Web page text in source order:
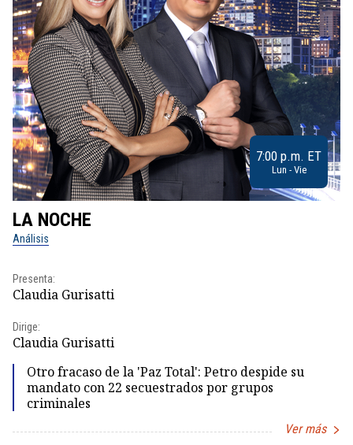
7:00 p.m. ET
Lun - Vie
LA NOCHE
Análisis
Presenta:
Claudia Gurisatti
Dirige:
Claudia Gurisatti
Otro fracaso de la 'Paz Total': Petro despide su
mandato con 22 secuestrados por grupos
criminales
Ver más